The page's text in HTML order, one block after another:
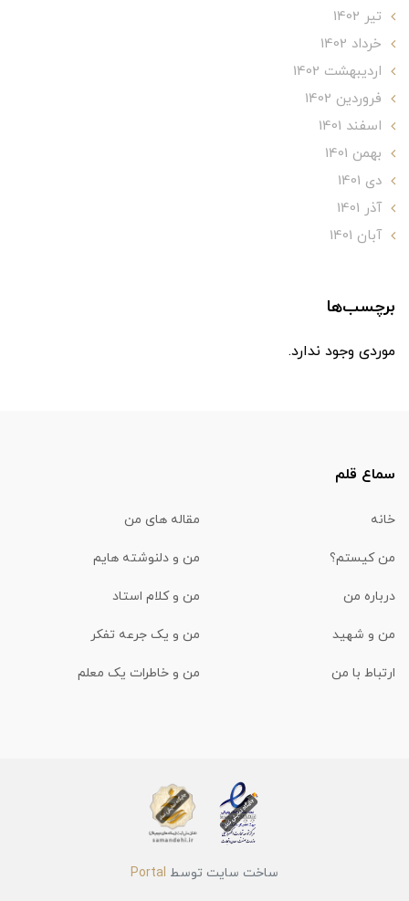
تير 1402
خرداد 1402
ارديبهشت 1402
فروردین 1402
اسفند 1401
بهمن 1401
دی 1401
آذر 1401
آبان 1401
برچسب‌ها
موردی وجود ندارد.
سماع قلم
خانه مقاله های من
من کیستم؟ من و دلنوشته هایم
درباره من من و کلام استاد
من و شهید من و یک جرعه تفکر
ارتباط با من من و خاطرات یک معلم
ساخت سایت توسط Portal